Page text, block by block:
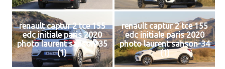
renault captur 2 tce 155
edc initiale paris 2020
photo laurent sanson-35
(1)
renault captur 2 tce 155
edc initiale paris 2020
photo laurent sanson-34
(1)